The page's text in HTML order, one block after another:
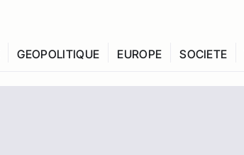
GEOPOLITIQUE EUROPE SOCIETE